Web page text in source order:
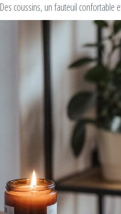
Des coussins, un fauteuil confortable